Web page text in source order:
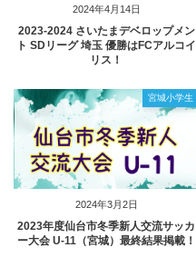
2024年4月14日
2023‐2024 さいたまデベロップメン
ト SDリーグ 埼玉 優勝はFCアルコイ
リス！
2024年3月2日
宮城小学生
2023年度仙台市冬季新人交流サッカ
ー大会 U-11（宮城）最終結果掲載！